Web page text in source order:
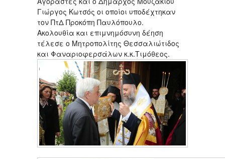
Γιώργος Κωτσός οι οποίοι υποδέχτηκαν
τον ΠτΔ Προκόπη Παυλόπουλο.
Ακολουθία και επιμνημόσυνη δέηση
τέλεσε ο Μητροπολίτης Θεσσαλιώτιδος
και Φαναριοφερσάλων κ.κ.Τιμόθεος.